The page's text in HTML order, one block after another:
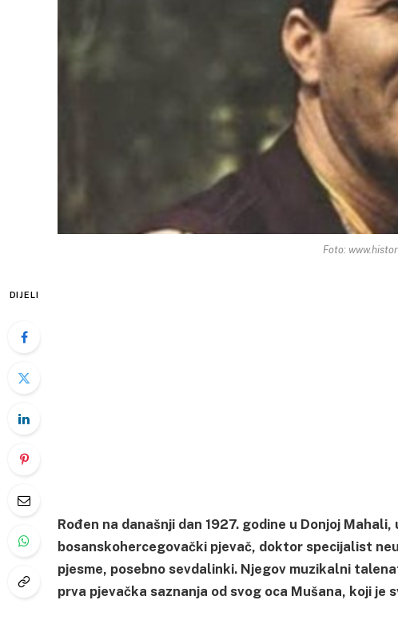
Foto:
DIJELI
Rođen na današnji dan 1927. godine u Donjoj
bosanskohercegovački pjevač, doktor specijalist
pjesme, posebno sevdalinki. Njegov muzikalni
prva pjevačka saznanja od svog oca Mušana, koji je